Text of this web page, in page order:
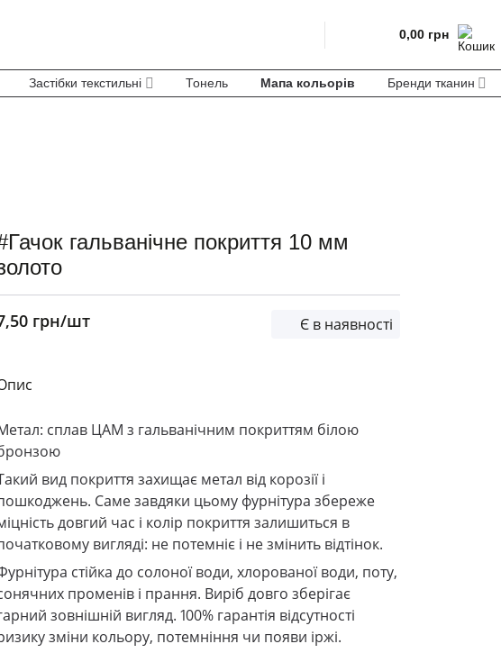
0,00 грн
Застібки текстильні Тонель Мапа кольорів Бренди тканин
гальванічне покриття 10 мм
грн/шт Є в наявності
сплав ЦАМ з гальванічним покриттям білою
вид покриття захищає метал від корозії і
Саме завдяки цьому фурнітура збереже
довгий час і колір покриття залишиться в
вигляді: не потемніє і не змінить відтінок.
стійка до солоної води, хлорованої води, поту,
променів і прання. Виріб довго зберігає
зовнішній вигляд. 100% гарантія відсутності
зміни кольору, потемніння чи появи іржі.